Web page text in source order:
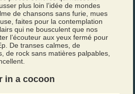
plus loin l’idée de mondes
de chansons sans furie, mues
faites pour la contemplation
qui ne bousculent que nos
l’écouteur aux yeux fermé pour
De transes calmes, de
de rock sans matières palpables,
in a cocoon